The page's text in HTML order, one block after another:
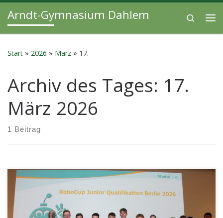
Zum Inhalt springen
Arndt-Gymnasium Dahlem
Search
Start » 2026 » März » 17.
Archiv des Tages: 17.
März 2026
1 Beitrag